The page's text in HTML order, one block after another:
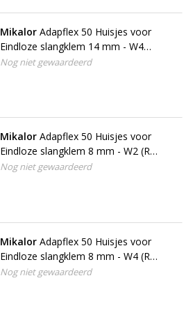
Mikalor Adapflex 50 Huisjes voor
Eindloze slangklem 14 mm - W4
(RVS 304)
Nog niet gewaardeerd
Mikalor Adapflex 50 Huisjes voor
Eindloze slangklem 8 mm - W2 (RVS
430)
Nog niet gewaardeerd
Mikalor Adapflex 50 Huisjes voor
Eindloze slangklem 8 mm - W4 (RVS
304)
Nog niet gewaardeerd